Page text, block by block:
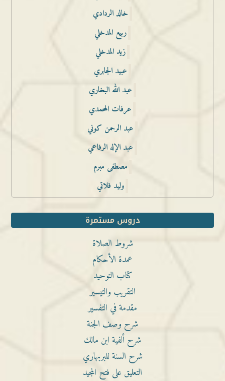
خالد الردادي
ربيع المدخلي
زيد المدخلي
عبيد الجابري
عبد الله البخاري
عرفات المحمدي
عبد الرحمن كوني
عبد الإله الرفاعي
مصطفى مبرم
وليد فلاتي
دروس مستمرة
شروط الصلاة
عمدة الأحكام
كتاب التوحيد
التقريب والتيسير
مقدمة في التفسير
شرح وصف الجنة
شرح ألفية ابن مالك
شرح السنة للبربهاري
التعليق على فتح المجيد